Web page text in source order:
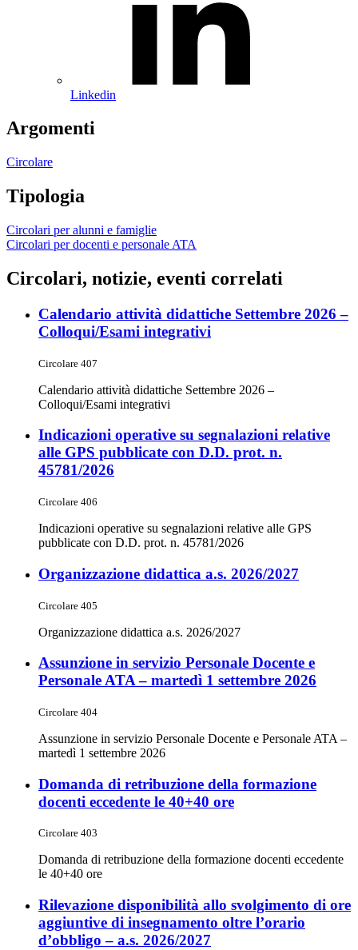
Linkedin
Argomenti
Circolare
Tipologia
Circolari per alunni e famiglie
Circolari per docenti e personale ATA
Circolari, notizie, eventi correlati
Calendario attività didattiche Settembre 2026 –
Colloqui/Esami integrativi
Circolare 407
Calendario attività didattiche Settembre 2026 –
Colloqui/Esami integrativi
Indicazioni operative su segnalazioni relative
alle GPS pubblicate con D.D. prot. n.
45781/2026
Circolare 406
Indicazioni operative su segnalazioni relative alle GPS
pubblicate con D.D. prot. n. 45781/2026
Organizzazione didattica a.s. 2026/2027
Circolare 405
Organizzazione didattica a.s. 2026/2027
Assunzione in servizio Personale Docente e
Personale ATA – martedì 1 settembre 2026
Circolare 404
Assunzione in servizio Personale Docente e Personale ATA –
martedì 1 settembre 2026
Domanda di retribuzione della formazione
docenti eccedente le 40+40 ore
Circolare 403
Domanda di retribuzione della formazione docenti eccedente
le 40+40 ore
Rilevazione disponibilità allo svolgimento di ore
aggiuntive di insegnamento oltre l’orario
d’obbligo – a.s. 2026/2027